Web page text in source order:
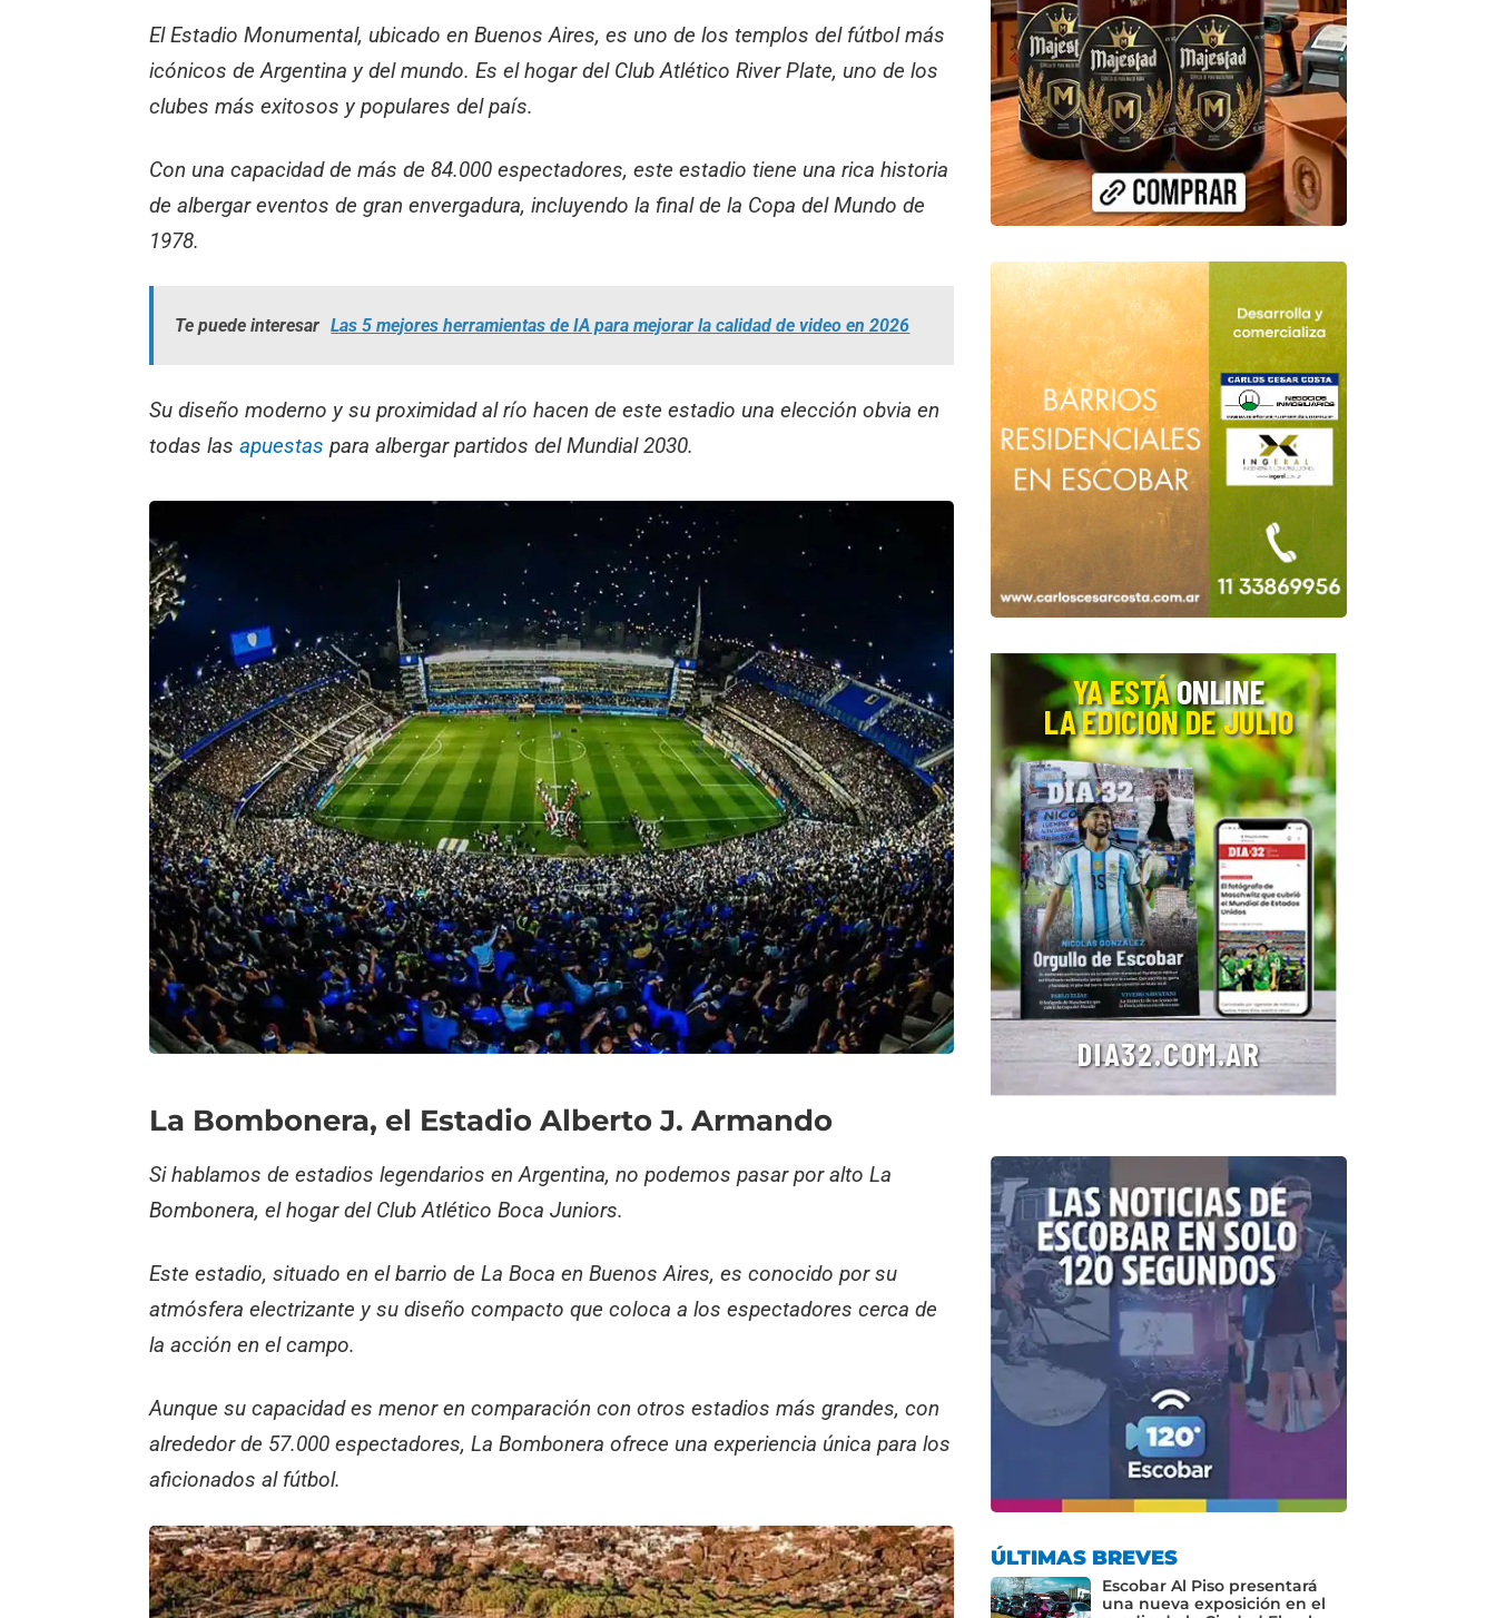
El Estadio Monumental, ubicado en Buenos Aires, es uno de los templos del fútbol más
icónicos de Argentina y del mundo. Es el hogar del Club Atlético River Plate, uno de los
clubes más exitosos y populares del país.
Con una capacidad de más de 84.000 espectadores, este estadio tiene una rica historia
de albergar eventos de gran envergadura, incluyendo la final de la Copa del Mundo de
1978.
Te puede interesar Las 5 mejores herramientas de IA para mejorar la calidad de video en 2026
Su diseño moderno y su proximidad al río hacen de este estadio una elección obvia en
todas lasapuestas para albergar partidos del Mundial 2030.
La Bombonera, el Estadio Alberto J. Armando
Si hablamos de estadios legendarios en Argentina, no podemos pasar por alto La
Bombonera, el hogar del Club Atlético Boca Juniors.
Este estadio, situado en el barrio de La Boca en Buenos Aires, es conocido por su
atmósfera electrizante y su diseño compacto que coloca a los espectadores cerca de
la acción en el campo.
Aunque su capacidad es menor en comparación con otros estadios más grandes, con
alrededor de 57.000 espectadores, La Bombonera ofrece una experiencia única para los
aficionados al fútbol.
ÚLTIMAS BREVES
Escobar Al Piso presentará
una nueva exposición en el